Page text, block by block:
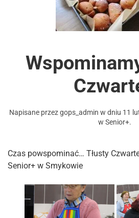
Napisane przezgops_admin w dniu 11
w Senior+.
Czas powspominać… Tłusty
Senior+ w Smykowie